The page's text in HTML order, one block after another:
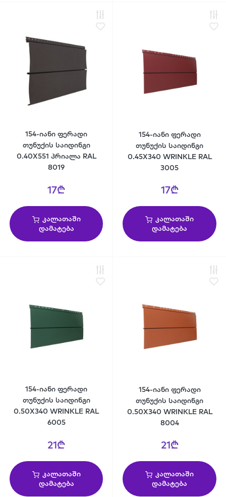
154-იანი ფერადი
თუნუქის საიდინგი
0.40X551 პრიალა RAL
8019
17₾
კალათაში
დამატება
154-იანი ფერადი
თუნუქის საიდინგი
0.45X340 WRINKLE RAL
3005
17₾
კალათაში
დამატება
154-იანი ფერადი
თუნუქის საიდინგი
0.50X340 WRINKLE RAL
6005
21₾
კალათაში
დამატება
154-იანი ფერადი
თუნუქის საიდინგი
0.50X340 WRINKLE RAL
8004
21₾
კალათაში
დამატება